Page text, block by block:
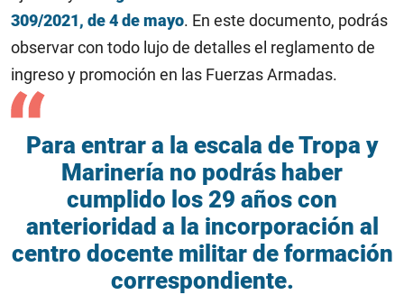
309/2021, de 4 de mayo. En este documento, podrás
observar con todo lujo de detalles el reglamento de
ingreso y promoción en las Fuerzas Armadas.
Para entrar a la escala de Tropa y
Marinería no podrás haber
cumplido los 29 años con
anterioridad a la incorporación al
centro docente militar de formación
correspondiente.